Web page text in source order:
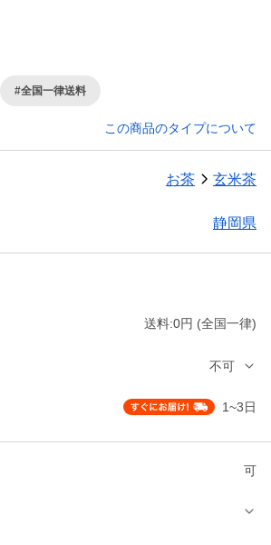
#全国一律送料
この商品のタイプについて
お茶 玄米茶
静岡県
送料:0円 (全国一律)
不可
1~3日
可